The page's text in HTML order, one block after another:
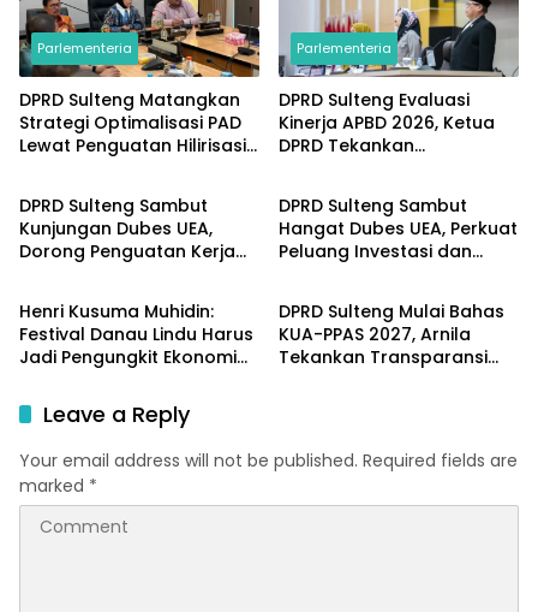
Parlementeria
DPRD Sulteng Matangkan
Strategi Optimalisasi PAD
Lewat Penguatan Hilirisasi
Parlementeria
DPRD Sulteng Evaluasi
Kinerja APBD 2026, Ketua
DPRD Tekankan
Parlementeria
DPRD Sulteng Sambut
Kunjungan Dubes UEA,
Dorong Penguatan Kerja
Parlementeria
DPRD Sulteng Sambut
Hangat Dubes UEA, Perkuat
Peluang Investasi dan
Parlementeria
Henri Kusuma Muhidin:
Festival Danau Lindu Harus
Jadi Pengungkit Ekonomi
Parlementeria
DPRD Sulteng Mulai Bahas
KUA-PPAS 2027, Arnila
Tekankan Transparansi
Leave a Reply
Your email address will not be published. Required fields are
marked *